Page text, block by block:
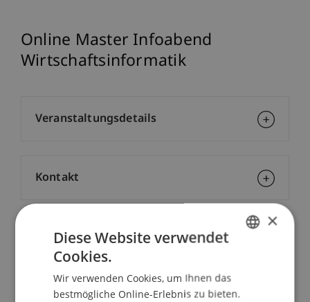
Online Master Infoabend
Wirtschaftsinformatik
School/Professur:
Kommunikation und Marketing
Kompakt informiert - bequem von zu Hause
Veranstaltungsdetails
Kontakt
×
Diese Website verwendet
Cookies.
Wir verwenden Cookies, um Ihnen das
bestmögliche Online-Erlebnis zu bieten.